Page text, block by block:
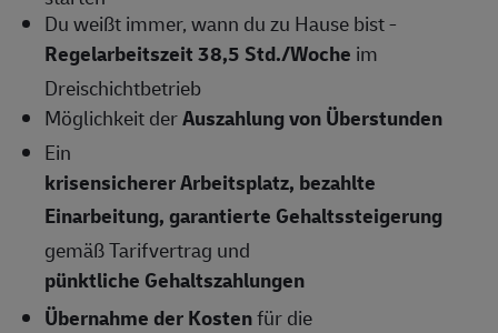
Du weißt immer, wann du zu Hause bist -
Regelarbeitszeit 38,5 Std./Woche im
Dreischichtbetrieb
Möglichkeit derAuszahlung von Überstunden
Ein
krisensicherer Arbeitsplatz, bezahlte
Einarbeitung, garantierte Gehaltssteigerung
gemäß Tarifvertrag und
pünktliche Gehaltszahlungen
Übernahme der Kostenfür die